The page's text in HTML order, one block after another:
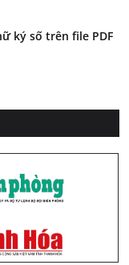
ký số trên file PDF